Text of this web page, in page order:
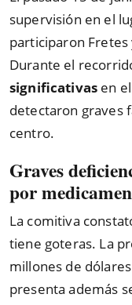
supervisión en el
participaron Fretes
Durante el
significativas en
detectaron graves
centro.
Graves
por
La comitiva
tiene goteras. La
millones de
presenta además